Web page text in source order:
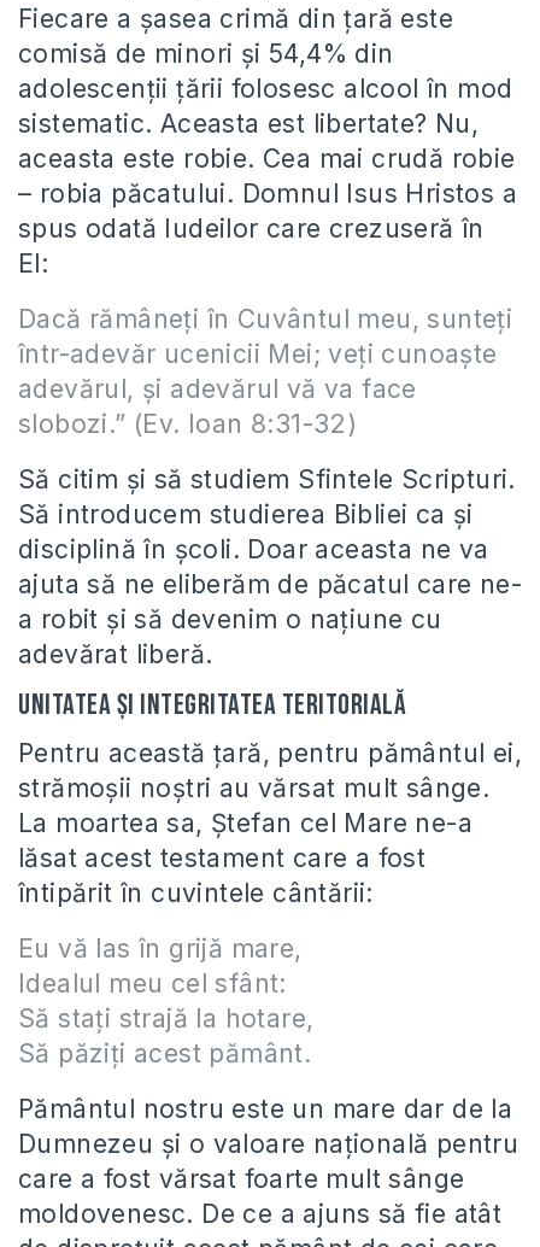
Fiecare a şasea crimă din ţară este
comisă de minori şi 54,4% din
adolescenţii ţării folosesc alcool în mod
sistematic. Aceasta est libertate? Nu,
aceasta este robie. Cea mai crudă robie
– robia păcatului. Domnul Isus Hristos a
spus odată Iudeilor care crezuseră în
El:
Dacă rămâneţi în Cuvântul meu, sunteţi
într-adevăr ucenicii Mei; veţi cunoaşte
adevărul, şi adevărul vă va face
slobozi.” (Ev. Ioan 8:31-32)
Să citim şi să studiem Sfintele Scripturi.
Să introducem studierea Bibliei ca şi
disciplină în şcoli. Doar aceasta ne va
ajuta să ne eliberăm de păcatul care ne-
a robit şi să devenim o naţiune cu
adevărat liberă.
Unitatea şi integritatea teritorială
Pentru această ţară, pentru pământul ei,
strămoşii noştri au vărsat mult sânge.
La moartea sa, Ştefan cel Mare ne-a
lăsat acest testament care a fost
întipărit în cuvintele cântării:
Eu vă las în grijă mare,
Idealul meu cel sfânt:
Să staţi strajă la hotare,
Să păziţi acest pământ.
Pământul nostru este un mare dar de la
Dumnezeu şi o valoare naţională pentru
care a fost vărsat foarte mult sânge
moldovenesc. De ce a ajuns să fie atât